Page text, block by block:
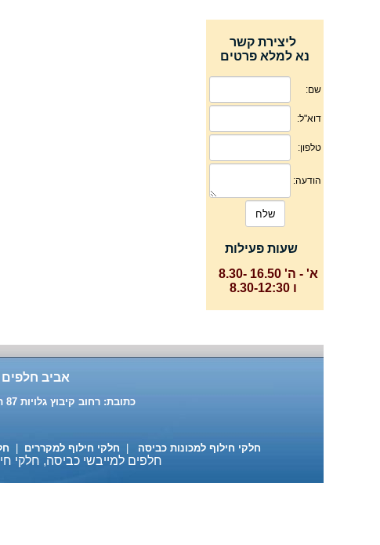
ליצירת קשר
נא למלא פרטים
שעות פעילות
א' - ה' 16.50 -8.30
ו 8.30-12:30
אביב חלפים
כתובת: רחוב קיבוץ גלויות 87 ת"א טלפון: 03-6391916 , 03-6883137 נייד: 0522-684890 דוא"ל:
חלקי חילוף למכונות כביסה
חלקי חילוף למקררים
חלפים למייבשי כביסה, חלקי